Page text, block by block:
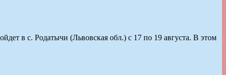
в с. Родатычи (Львовская обл.) с 17 по 19 августа. В этом